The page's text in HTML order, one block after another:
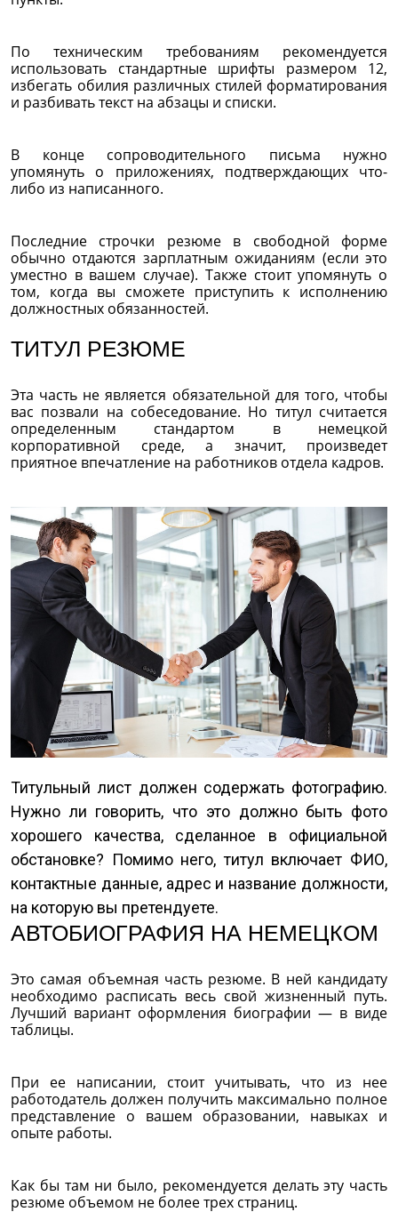
По техническим требованиям рекомендуется
использовать стандартные шрифты размером 12,
избегать обилия различных стилей форматирования
и разбивать текст на абзацы и списки.
В конце сопроводительного письма нужно
упомянуть о приложениях, подтверждающих что-
либо из написанного.
Последние строчки резюме в свободной форме
обычно отдаются зарплатным ожиданиям (если это
уместно в вашем случае). Также стоит упомянуть о
том, когда вы сможете приступить к исполнению
должностных обязанностей.
ТИТУЛ РЕЗЮМЕ
Эта часть не является обязательной для того, чтобы
вас позвали на собеседование. Но титул считается
определенным стандартом в немецкой
корпоративной среде, а значит, произведет
приятное впечатление на работников отдела кадров.
Титульный лист должен содержать фотографию.
Нужно ли говорить, что это должно быть фото
хорошего качества, сделанное в официальной
обстановке? Помимо него, титул включает ФИО,
контактные данные, адрес и название должности,
на которую вы претендуете.
АВТОБИОГРАФИЯ НА НЕМЕЦКОМ
Это самая объемная часть резюме. В ней кандидату
необходимо расписать весь свой жизненный путь.
Лучший вариант оформления биографии — в виде
таблицы.
При ее написании, стоит учитывать, что из нее
работодатель должен получить максимально полное
представление о вашем образовании, навыках и
опыте работы.
Как бы там ни было, рекомендуется делать эту часть
резюме объемом не более трех страниц.